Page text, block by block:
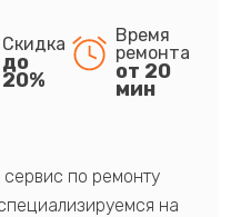
Скидка
до
20%
Время
ремонта
от 20
мин
по ремонту
на